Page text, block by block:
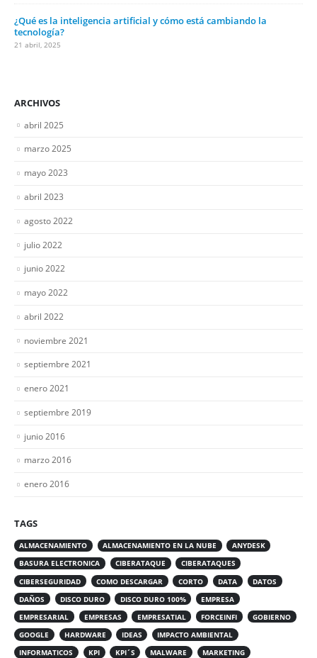
¿Qué es la inteligencia artificial y cómo está cambiando la
tecnología?
21 abril, 2025
ARCHIVOS
abril 2025
marzo 2025
mayo 2023
abril 2023
agosto 2022
julio 2022
junio 2022
mayo 2022
abril 2022
noviembre 2021
septiembre 2021
enero 2021
septiembre 2019
junio 2016
marzo 2016
enero 2016
TAGS
ALMACENAMIENTO ALMACENAMIENTO EN LA NUBE
ANYDESK
BASURA ELECTRONICA
CIBERATAQUE
CIBERATAQUES
CIBERSEGURIDAD
COMO DESCARGAR CORTO DATA
DATOS
DAÑOS
DISCO DURO DISCO DURO 100%
EMPRESA
EMPRESARIAL
EMPRESAS EMPRESATIAL FORCEINFI
GOBIERNO
GOOGLE
HARDWARE IDEAS
IMPACTO AMBIENTAL
INFORMATICOS
KPI KPI´S MALWARE
MARKETING